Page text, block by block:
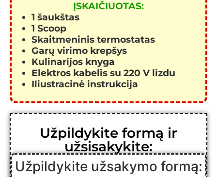
ĮSKAIČIUOTAS:
1 šaukštas
1 Scoop
Skaitmeninis termostatas
Garų virimo krepšys
Kulinarijos knyga
Elektros kabelis su 220 V lizdu
Iliustracinė instrukcija
Užpildykite formą ir
užsisakykite:
Užpildykite užsakymo formą: